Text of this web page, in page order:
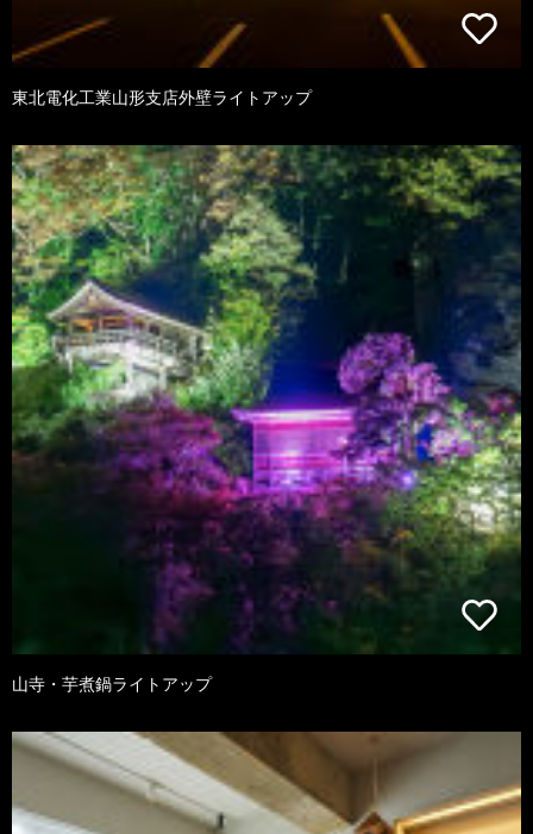
東北電化工業山形支店外壁ライトアップ
山寺・芋煮鍋ライトアップ